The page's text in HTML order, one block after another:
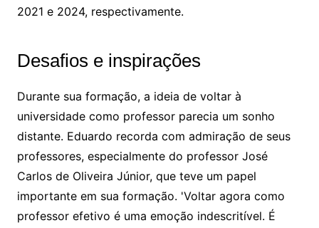
2021 e 2024, respectivamente.
Desafios e inspirações
Durante sua formação, a ideia de voltar à
universidade como professor parecia um sonho
distante. Eduardo recorda com admiração de seus
professores, especialmente do professor José
Carlos de Oliveira Júnior, que teve um papel
importante em sua formação. 'Voltar agora como
professor efetivo é uma emoção indescritível. É